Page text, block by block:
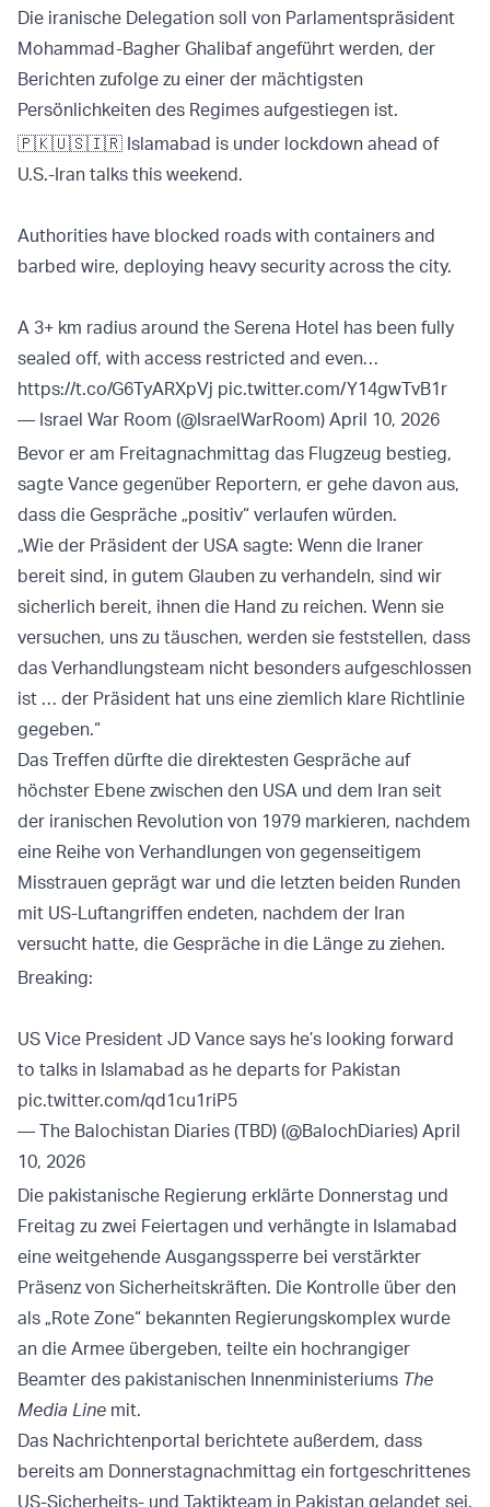
Die iranische Delegation soll von Parlamentspräsident
Mohammad-Bagher Ghalibaf angeführt werden, der
Berichten zufolge zu einer der mächtigsten
Persönlichkeiten des Regimes aufgestiegen ist.
🇵🇰🇺🇸🇮🇷 Islamabad is under lockdown ahead of
U.S.-Iran talks this weekend.
Authorities have blocked roads with containers and
barbed wire, deploying heavy security across the city.
A 3+ km radius around the Serena Hotel has been fully
sealed off, with access restricted and even…
https://t.co/G6TyARXpVj pic.twitter.com/Y14gwTvB1r
— Israel War Room (@IsraelWarRoom) April 10, 2026
Bevor er am Freitagnachmittag das Flugzeug bestieg,
sagte Vance gegenüber Reportern, er gehe davon aus,
dass die Gespräche „positiv“ verlaufen würden.
„Wie der Präsident der USA sagte: Wenn die Iraner
bereit sind, in gutem Glauben zu verhandeln, sind wir
sicherlich bereit, ihnen die Hand zu reichen. Wenn sie
versuchen, uns zu täuschen, werden sie feststellen, dass
das Verhandlungsteam nicht besonders aufgeschlossen
ist … der Präsident hat uns eine ziemlich klare Richtlinie
gegeben.“
Das Treffen dürfte die direktesten Gespräche auf
höchster Ebene zwischen den USA und dem Iran seit
der iranischen Revolution von 1979 markieren, nachdem
eine Reihe von Verhandlungen von gegenseitigem
Misstrauen geprägt war und die letzten beiden Runden
mit US-Luftangriffen endeten, nachdem der Iran
versucht hatte, die Gespräche in die Länge zu ziehen.
Breaking:
US Vice President JD Vance says he’s looking forward
to talks in Islamabad as he departs for Pakistan
pic.twitter.com/qd1cu1riP5
— The Balochistan Diaries (TBD) (@BalochDiaries) April
10, 2026
Die pakistanische Regierung erklärte Donnerstag und
Freitag zu zwei Feiertagen und verhängte in Islamabad
eine weitgehende Ausgangssperre bei verstärkter
Präsenz von Sicherheitskräften. Die Kontrolle über den
als „Rote Zone“ bekannten Regierungskomplex wurde
an die Armee übergeben, teilte ein hochrangiger
Beamter des pakistanischen Innenministeriums The
Media Line mit.
Das Nachrichtenportal berichtete außerdem, dass
bereits am Donnerstagnachmittag ein fortgeschrittenes
US-Sicherheits- und Taktikteam in Pakistan gelandet sei.